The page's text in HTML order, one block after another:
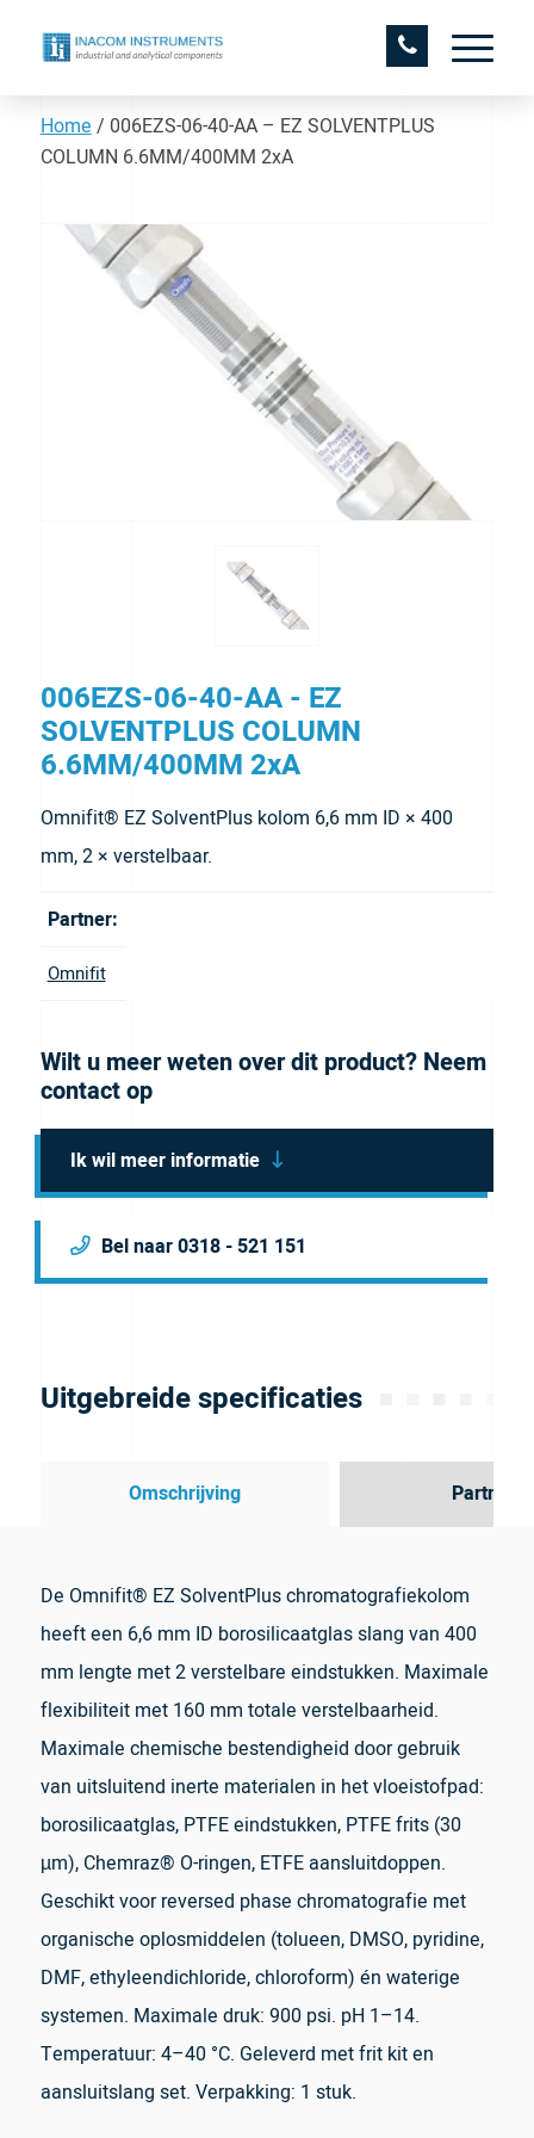
Home / 006EZS-06-40-AA – EZ SOLVENTPLUS
COLUMN 6.6MM/400MM 2xA
006EZS-06-40-AA - EZ
SOLVENTPLUS COLUMN
6.6MM/400MM 2xA
Omnifit® EZ SolventPlus kolom 6,6 mm ID × 400
mm, 2 × verstelbaar.
Partner:
Omnifit
Wilt u meer weten over dit product? Neem
contact op
Ik wil meer informatie
Bel naar 0318 - 521 151
Uitgebreide specificaties
Omschrijving Partner
De Omnifit® EZ SolventPlus chromatografiekolom
heeft een 6,6 mm ID borosilicaatglas slang van 400
mm lengte met 2 verstelbare eindstukken. Maximale
flexibiliteit met 160 mm totale verstelbaarheid.
Maximale chemische bestendigheid door gebruik
van uitsluitend inerte materialen in het vloeistofpad:
borosilicaatglas, PTFE eindstukken, PTFE frits (30
µm), Chemraz® O-ringen, ETFE aansluitdoppen.
Geschikt voor reversed phase chromatografie met
organische oplosmiddelen (tolueen, DMSO, pyridine,
DMF, ethyleendichloride, chloroform) én waterige
systemen. Maximale druk: 900 psi. pH 1–14.
Temperatuur: 4–40 °C. Geleverd met frit kit en
aansluitslang set. Verpakking: 1 stuk.